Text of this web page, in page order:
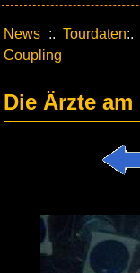
News :.Tourdaten:.
Coupling
Die Ärzte am